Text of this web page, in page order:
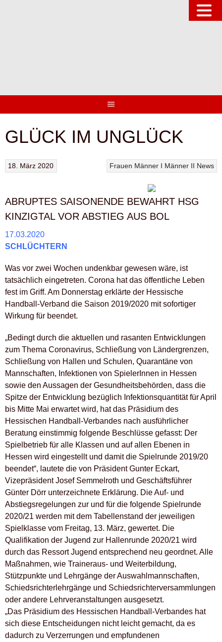
GLÜCK IM UNGLÜCK
Frauen Männer I Männer II News
18. März 2020
ABRUPTES SAISONENDE BEWAHRT HSG
KINZIGTAL VOR ABSTIEG AUS BOL
17.03.2020
SCHLÜCHTERN
Was vor zwei Wochen undenkbar gewesen wäre, ist
tatsächlich eingetreten. Corona hat das öffentliche Leben
fest im Griff. Am Donnerstag erklärte der Hessische
Handball-Verband die Saison 2019/2020 mit sofortiger
Wirkung für beendet.
„Bedingt durch die aktuellen und rasanten Entwicklungen
zum Thema Coronavirus, Schließung von Ländergrenzen,
Schließung von Hallen und Schulen, Quarantäne von
Mannschaften, Infektionen von SpielerInnen in Hessen
sowie den Aussagen der Gesundheitsbehörden, dass die
Spitze der Entwicklung bezüglich Infektionsquantität für April
bis Mitte Mai erwartet wird, hat das Präsidium des
Hessischen Handball-Verbandes nach ausführlicher
Beratung einstimmig folgende Beschlüsse gefasst: Der
Spielbetrieb für alle Klassen und auf allen Ebenen in
Hessen wird eingestellt und damit die Spielrunde 2019/20
beendet“, lautete die von Präsident Gunter Eckart,
Vizepräsident Josef Semmelroth und Geschäftsführer
Günter Dörr unterzeichnete Erklärung. Die Auf- und
Abstiegsregelungen zur und für die folgende Spielrunde
2020/21 werden mit dem Tabellenstand der jeweiligen
Spielklasse vom Freitag, 13. März, gewertet. Die
Qualifikation der Jugend zur Hallenrunde 2020/21 wird
durch das Ressort Jugend entsprechend neu geordnet. Alle
Maßnahmen, wie Traineraus- und Weiterbildung,
Stützpunkte und Lehrgänge der Auswahlmannschaften,
Schiedsrichterlehrgänge und Schiedsrichterversammlungen
oder andere Lehrveranstaltungen ausgesetzt.
„Das Präsidium des Hessischen Handball-Verbandes hat
sich diese Entscheidungen nicht leicht gemacht, da es
dadurch zu Verzerrungen und empfundenen